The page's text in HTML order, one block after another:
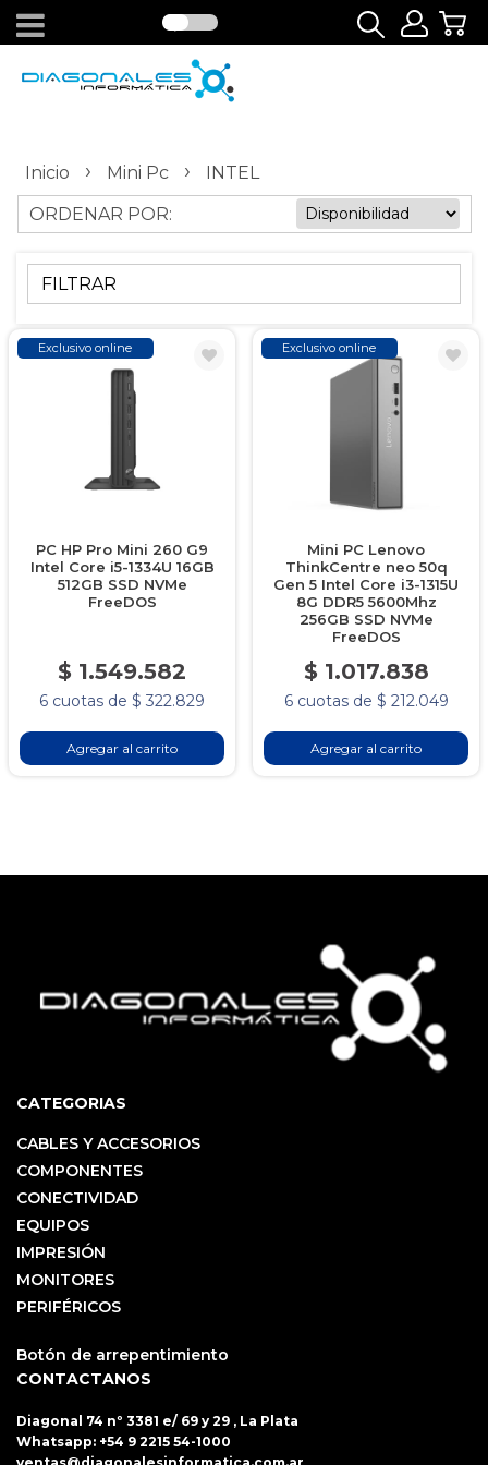
Inicio › Mini Pc ›
INTEL
ORDENAR POR:
FILTRAR
Exclusivo online
PC HP Pro Mini 260 G9
Intel Core i5-1334U 16GB
512GB SSD NVMe
FreeDOS
$ 1.549.582
6 cuotas de $ 322.829
Agregar al carrito
Exclusivo online
Mini PC Lenovo
ThinkCentre neo 50q
Gen 5 Intel Core i3-1315U
8G DDR5 5600Mhz
256GB SSD NVMe
FreeDOS
$ 1.017.838
6 cuotas de $ 212.049
Agregar al carrito
CATEGORIAS
CABLES Y ACCESORIOS
COMPONENTES
CONECTIVIDAD
EQUIPOS
IMPRESIÓN
MONITORES
PERIFÉRICOS
Botón de arrepentimiento
CONTACTANOS
Diagonal 74 nº 3381 e/ 69 y 29 , La Plata
Whatsapp: +54 9 2215 54-1000